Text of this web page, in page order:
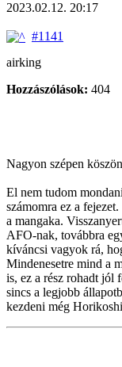
2023.02.12. 20:17
#1141
airking
Hozzászólások: 404
Nagyon szépen
El nem tudom
számomra ez a
a mangaka.
AFO-nak, továbbra
kíváncsi vagyok rá,
Mindenesetre mind a
is, ez a rész rohadt jól
sincs a legjobb
kezdeni még